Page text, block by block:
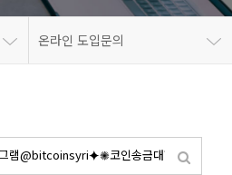
온라인 도입문의